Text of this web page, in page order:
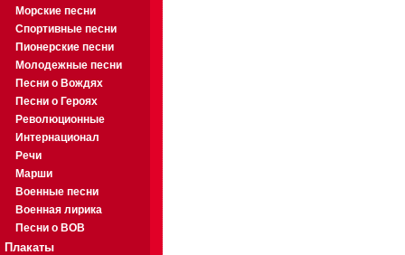
Морские песни
Спортивные песни
Пионерские песни
Молодежные песни
Песни о Вождях
Песни о Героях
Революционные
Интернационал
Речи
Марши
Военные песни
Военная лирика
Песни о ВОВ
Плакаты